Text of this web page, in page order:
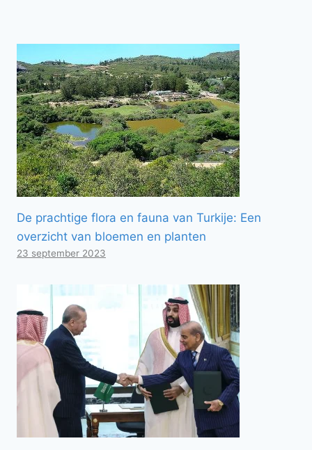
De prachtige flora en fauna van Turkije: Een
overzicht van bloemen en planten
23 september 2023